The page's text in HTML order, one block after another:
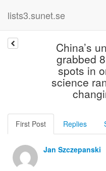
lists3.sunet.se
China’s
grabbed
spots in
science
First Post Replies
Jan Szczepanski